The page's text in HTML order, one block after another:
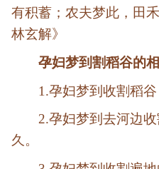
有积蓄；农夫梦此，田
林玄解》
孕妇梦到割稻谷的
1.孕妇梦到收割稻
2.孕妇梦到去河边
久。